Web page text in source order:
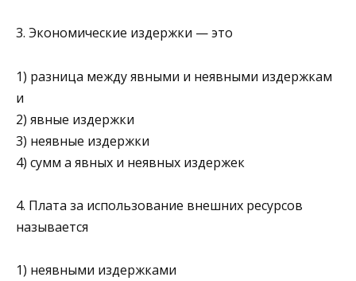
3. Экономические издержки — это
1) разница между явными и неявными издержкам
и
2) явные издержки
3) неявные издержки
4) сумм а явных и неявных издержек
4. Плата за использование внешних ресурсов
называется
1) неявными издержками